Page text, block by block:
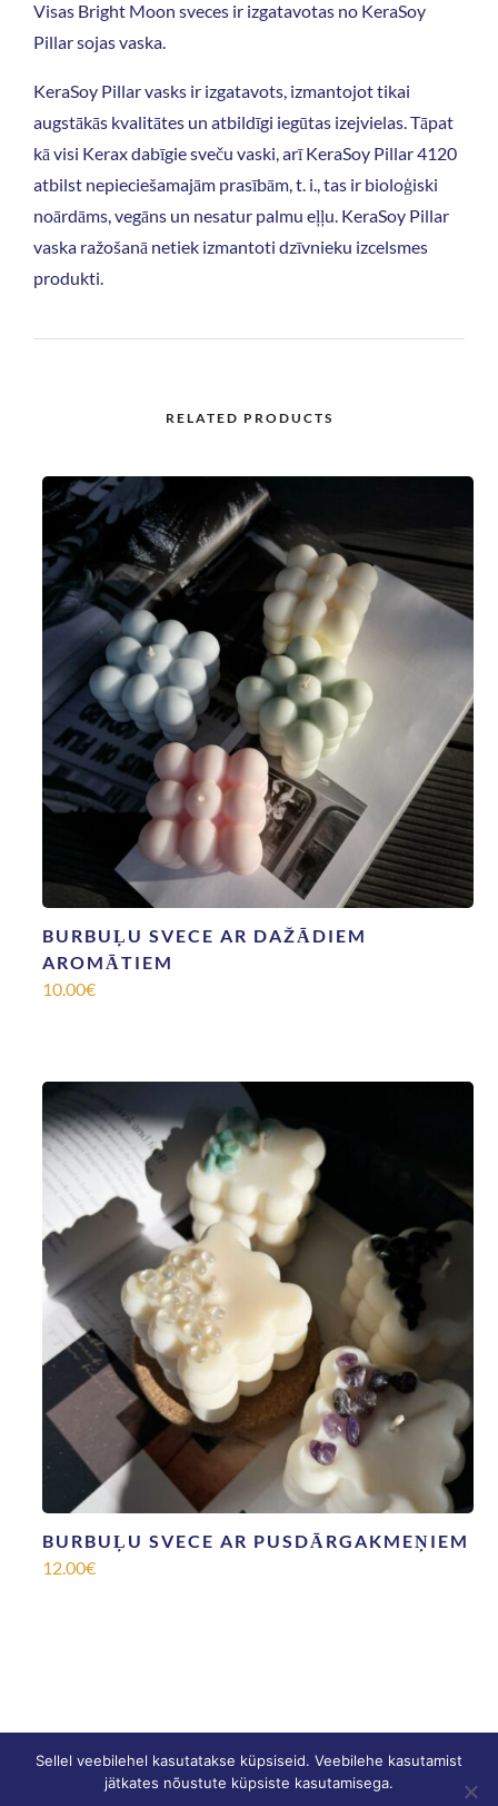
Visas Bright Moon sveces ir izgatavotas no KeraSoy
Pillar sojas vaska.
KeraSoy Pillar vasks ir izgatavots, izmantojot tikai
augstākās kvalitātes un atbildīgi iegūtas izejvielas. Tāpat
kā visi Kerax dabīgie sveču vaski, arī KeraSoy Pillar 4120
atbilst nepieciešamajām prasībām, t. i., tas ir bioloģiski
noārdāms, vegāns un nesatur palmu eļļu. KeraSoy Pillar
vaska ražošanā netiek izmantoti dzīvnieku izcelsmes
produkti.
RELATED PRODUCTS
BURBUĻU SVECE AR DAŽĀDIEM
AROMĀTIEM
10.00€
BURBUĻU SVECE AR PUSDĀRGAKMEŅIEM
12.00€
© SONNE |Privātuma politika|Tirdzniecības
Sellel veebilehel kasutatakse küpsiseid. Veebilehe kasutamist
jätkates nõustute küpsiste kasutamisega.